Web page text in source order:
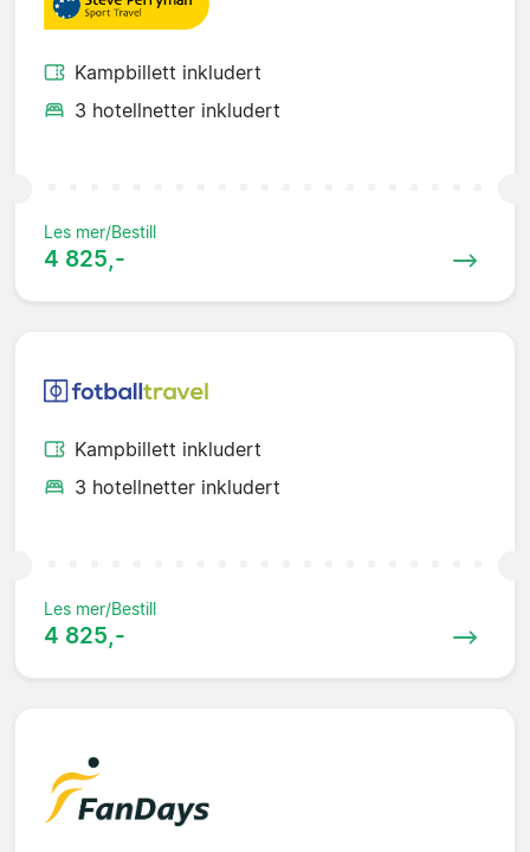
Kampbillett inkludert
3 hotellnetter inkludert
Les mer/Bestill
4 825,-
Kampbillett inkludert
3 hotellnetter inkludert
Les mer/Bestill
4 825,-